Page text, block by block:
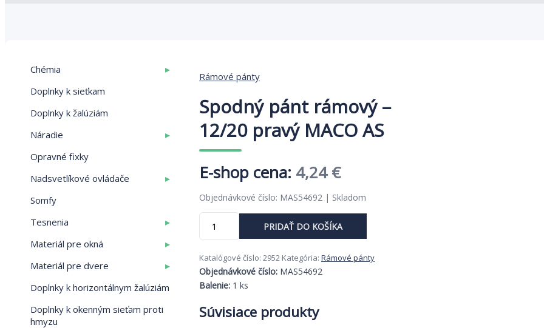
Chémia ▸
Doplnky k sieťkam
Doplnky k žalúziám
Náradie
▸
Opravné fixky
Nadsvetlíkové ovládače
▸
Somfy
Tesnenia
▸
Materiál pre okná ▸
Materiál pre dvere ▸
Doplnky k horizontálnym žalúziám
Doplnky k okenným sieťam proti
hmyzu
Rámové pánty
Spodný pánt rámový –
12/20 pravý MACO AS
Pôvodná
cena
bola:
6,53 €.
4,24€Aktuálna
cena
je:
4,24 €.
Objednávkové číslo: MAS54692 | Skladom
množstvo
Spodný
pánt
rámový
-
12/20
pravý
AS
PRIDAŤ DO KOŠÍKA
Katalógové číslo: 2952 Kategória: Rámové pánty
Objednávkové číslo: MAS54692
Balenie: 1 ks
Súvisiace produkty